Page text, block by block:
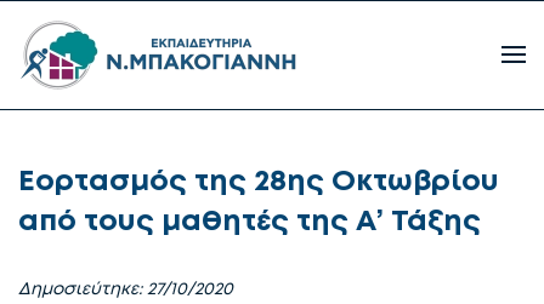
Εορτασμός της 28ης Οκτωβρίου
από τους μαθητές της Α’ Τάξης
Δημοσιεύτηκε: 27/10/2020